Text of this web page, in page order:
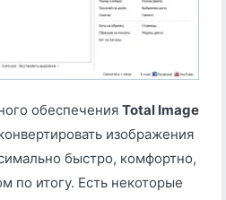
обеспечения Total Image
изображения
быстро, комфортно,
по итогу. Есть некоторые